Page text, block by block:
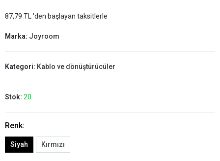
87,79 TL 'den başlayan taksitlerle
Marka: Joyroom
Kategori: Kablo ve dönüştürücüler
Stok: 20
Renk:
Siyah Kırmızı